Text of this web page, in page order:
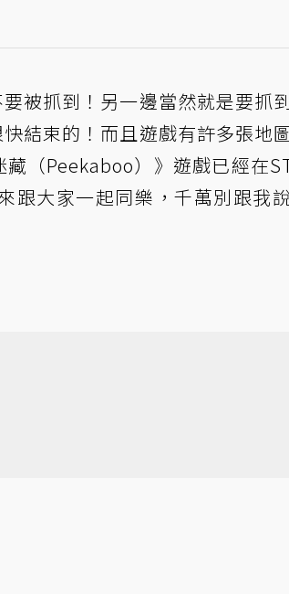
被抓到！另一邊當然就是要抓
結束的！而且遊戲有許多張地
（Peekaboo）》遊戲已經在
跟大家一起同樂，千萬別跟我